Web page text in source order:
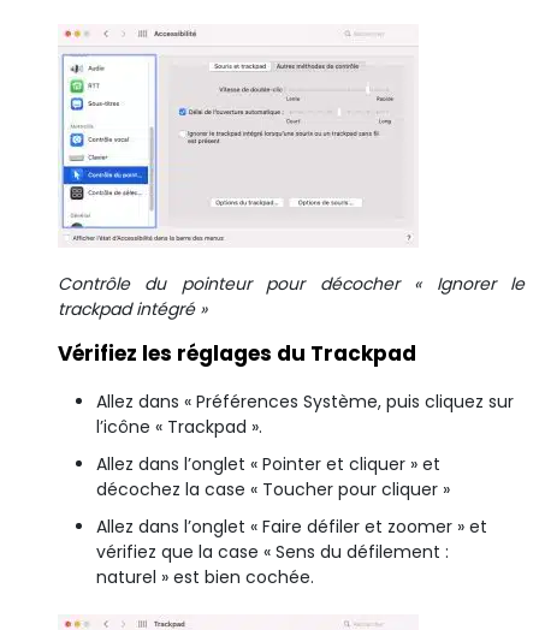
Contrôle du pointeur pour décocher « Ignorer le
trackpad intégré »
Vérifiez les réglages du Trackpad
Allez dans « Préférences Système, puis cliquez sur
l’icône « Trackpad ».
Allez dans l’onglet « Pointer et cliquer » et
décochez la case « Toucher pour cliquer »
Allez dans l’onglet « Faire défiler et zoomer » et
vérifiez que la case « Sens du défilement :
naturel » est bien cochée.